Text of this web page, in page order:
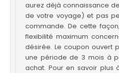
aurez déjà connaissance
de votre voyage) et pas
commande. De cette façon, vous bénéficiez d’une
flexibilité maximum
désirée. Le coupon ouvert
une période de 3 mois à
achat. Pour en savoir plus